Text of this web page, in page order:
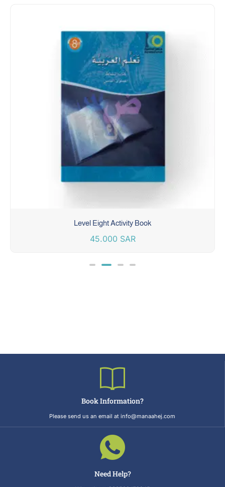
Level Eight Activity Book
45.000 SAR
Book Information?
Please send us an email at info@manaahej.com
Need Help?